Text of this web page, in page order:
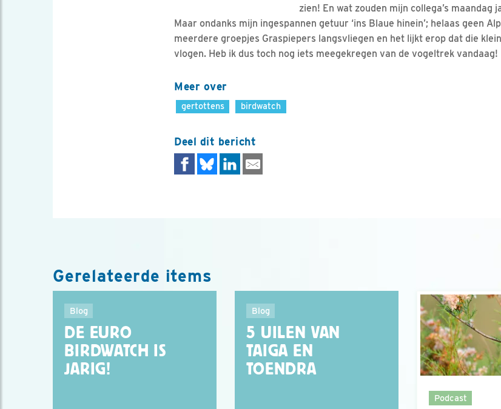
zien! En wat zouden mijn collega’s maandag
Maar ondanks mijn ingespannen getuur ‘ins Blaue hinein’; helaas geen
meerdere groepjes Graspiepers langsvliegen en het lijkt erop dat die
vlogen. Heb ik dus toch nog iets meegekregen van de vogeltrek vandaag!
Meer over
gertottens birdwatch
Deel dit bericht
Gerelateerde items
Blog
DE EURO
BIRDWATCH IS
JARIG!
Blog
5 UILEN VAN
TAIGA EN
TOENDRA
Podcast